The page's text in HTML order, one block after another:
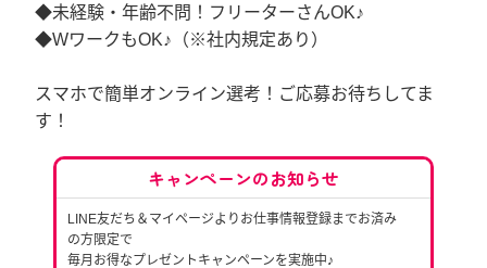
◆未経験・年齢不問！フリーターさんOK♪
◆WワークもOK♪（※社内規定あり）
スマホで簡単オンライン選考！ご応募お待ちしてま
す！
キャンペーンのお知らせ
LINE友だち＆マイページよりお仕事情報登録までお済み
の方限定で
毎月お得なプレゼントキャンペーンを実施中♪